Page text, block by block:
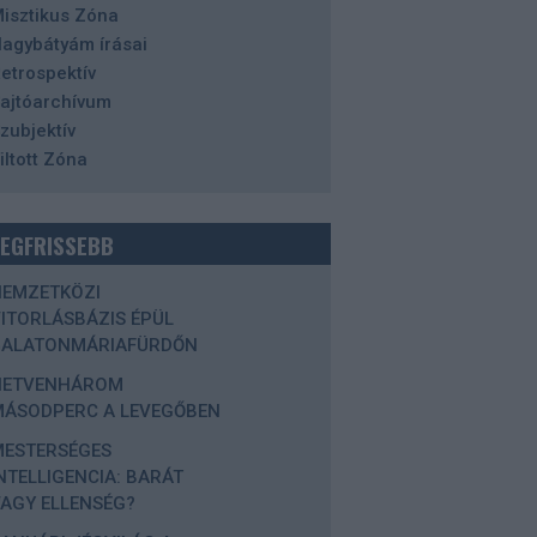
Zóna
írásai
Zóna
ÉPÜL
A LEVEGŐBEN
BARÁT
ELLENSÉG?